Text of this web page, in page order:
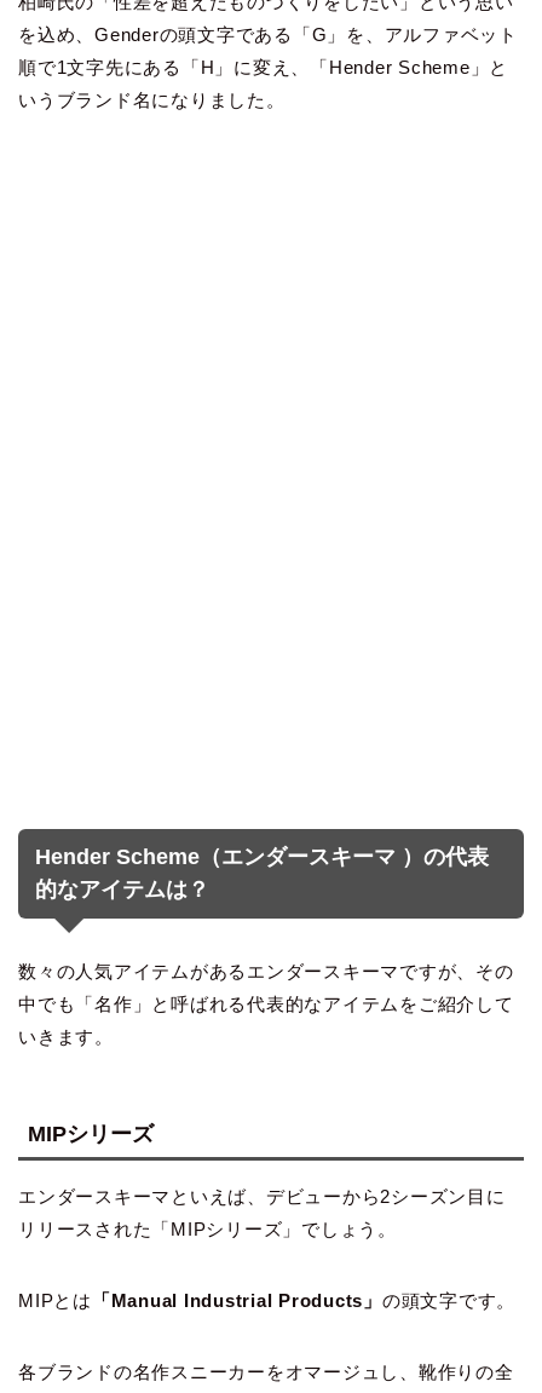
を込め、Genderの頭文字である「G」を、アルファベット
順で1文字先にある「H」に変え、「Hender Scheme」と
いうブランド名になりました。
Hender Scheme（エンダースキーマ ）の代表
的なアイテムは？
数々の人気アイテムがあるエンダースキーマですが、その
中でも「名作」と呼ばれる代表的なアイテムをご紹介して
いきます。
MIPシリーズ
エンダースキーマといえば、デビューから2シーズン目に
リリースされた「MIPシリーズ」でしょう。
MIPとは 「Manual Industrial Products」 の頭文字です。
各ブランドの名作スニーカーをオマージュし、靴作りの全